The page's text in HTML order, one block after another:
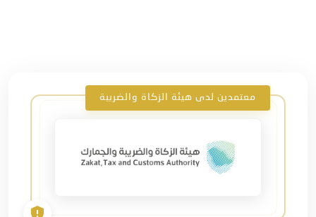
معتمدين لدى هيئة الزكاة والضريبة